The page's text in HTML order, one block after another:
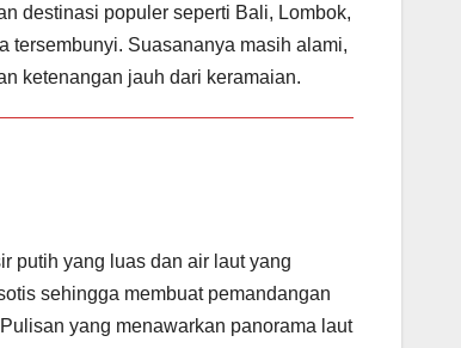
destinasi populer seperti Bali, Lombok,
tersembunyi. Suasananya masih alami,
ketenangan jauh dari keramaian.
putih yang luas dan air laut yang
sehingga membuat pemandangan
yang menawarkan panorama laut